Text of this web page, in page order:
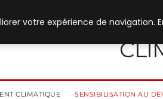
CLIMATIQUE SENSIBILISATION AU
votre expérience de